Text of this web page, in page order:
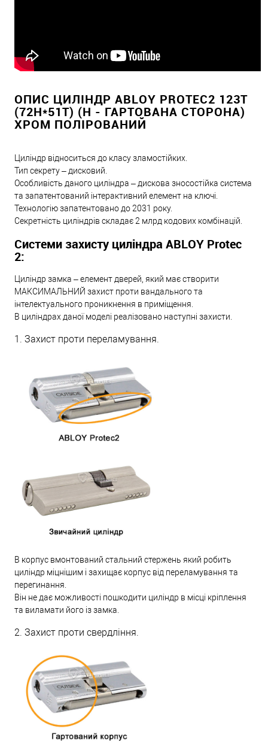
ОПИС ЦИЛІНДР ABLOY PROTEC2 123T
(72H*51T) (H - ГАРТОВАНА СТОРОНА)
ХРОМ ПОЛІРОВАНИЙ
Циліндр відноситься до класу зламостійких.
Тип секрету – дисковий.
Особливість даного циліндра – дискова зносостійка система
та запатентований інтерактивний елемент на ключі.
Технологію запатентовано до 2031 року.
Секретність циліндрів складає 2 млрд кодових комбінацій.
Системи захисту циліндра ABLOY Protec
2:
Циліндр замка – елемент дверей, який має створити
МАКСИМАЛЬНИЙ захист проти вандального та
інтелектуального проникнення в приміщення.
В циліндрах даної моделі реалізовано наступні захисти.
1. Захист проти переламування.
В корпус вмонтований стальний стержень який робить
циліндр міцнішим і захищає корпус від переламування та
перегинання.
Він не дає можливості пошкодити циліндр в місці кріплення
та виламати його із замка.
2. Захист проти свердління.